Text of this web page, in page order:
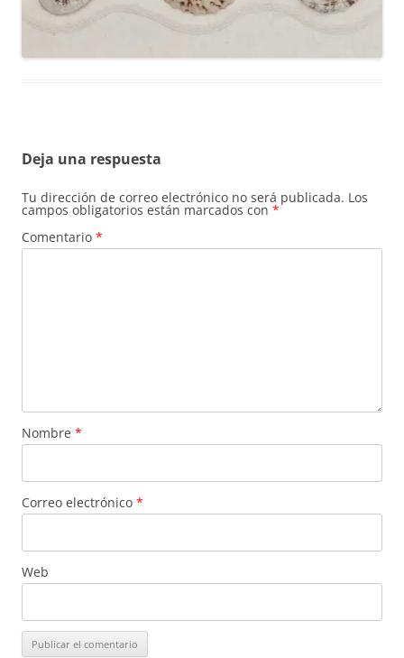
Deja una respuesta
Tu dirección de correo electrónico no será publicada. Los
campos obligatorios están marcados con *
Comentario *
Nombre *
Correo electrónico *
Web